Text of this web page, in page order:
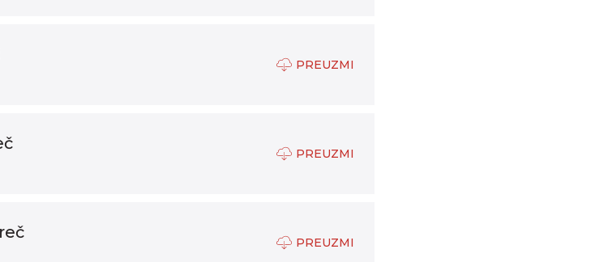
PREUZMI
PREUZMI
PREUZMI